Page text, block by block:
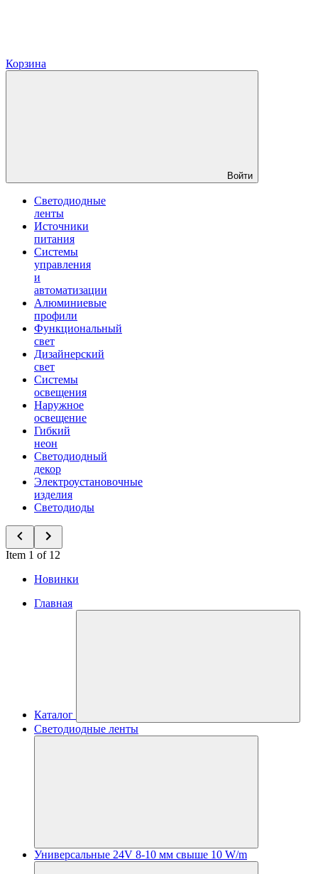
Корзина
Войти
Светодиодные
ленты
Источники
питания
Системы
управления
и
автоматизации
Алюминиевые
профили
Функциональный
свет
Дизайнерский
свет
Системы
освещения
Наружное
освещение
Гибкий
неон
Светодиодный
декор
Электроустановочные
изделия
Светодиоды
Item 1 of 12
Новинки
Главная
Каталог
Светодиодные ленты
Универсальные 24V 8-10 мм свыше 10 W/m